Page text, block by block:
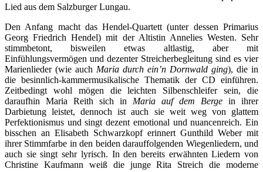
Lied aus dem Salzburger Lungau.
Den Anfang macht das Hendel-Quartett (unter dessen Primarius
Georg Friedrich Hendel) mit der Altistin Annelies Westen. Sehr
stimmbetont, bisweilen etwas altlastig, aber mit
Einfühlungsvermögen und dezenter Streicherbegleitung sind es vier
Marienlieder (wie auch Maria durch ein’n Dornwald ging), die in
die besinnlich-kammermusikalische Thematik der CD einführen.
Zeitbedingt wohl mögen die leichten Silbenschleifer sein, die
daraufhin Maria Reith sich in Maria auf dem Berge in ihrer
Darbietung leistet, dennoch ist auch sie weit weg von glattem
Perfektionismus und singt dezent emotional und nuancenreich. Ein
bisschen an Elisabeth Schwarzkopf erinnert Gunthild Weber mit
ihrer Stimmfarbe in den beiden darauffolgenden Wiegenliedern, und
auch sie singt sehr lyrisch. In den bereits erwähnten Liedern von
Christine Kaufmann weiß die junge Rita Streich die moderne